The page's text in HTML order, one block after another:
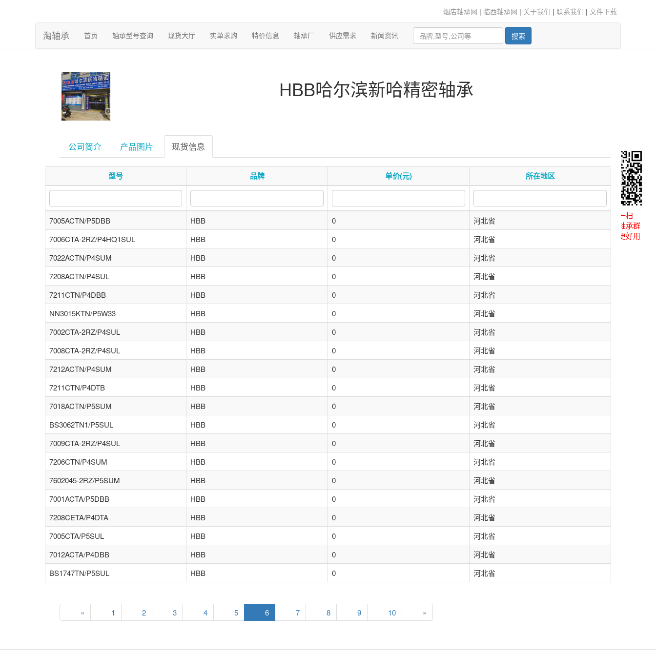
烟店轴承网 | 临西轴承网 | 关于我们 | 联系我们 | 文件下载
淘轴承 首页 (current)轴承型号查询 现货大厅 实单求购 特价信息 轴承厂 供应需求 新闻资讯 搜索
微信扫一扫
关注后进轴承群
点击菜单更好用
HBB哈尔滨新哈精密轴承
公司简介 产品图片 现货信息
型号 品牌 单价(元) 所在地区
7005ACTN/P5DBB HBB 0
河北省
7006CTA-2RZ/P4HQ1SUL
HBB 0
河北省
7022ACTN/P4SUM
HBB 0
河北省
7208ACTN/P4SUL
HBB 0
河北省
7211CTN/P4DBB
HBB 0
河北省
NN3015KTN/P5W33
HBB 0
河北省
7002CTA-2RZ/P4SUL
HBB 0
河北省
7008CTA-2RZ/P4SUL
HBB 0
河北省
7212ACTN/P4SUM
HBB 0
河北省
7211CTN/P4DTB
HBB 0
河北省
7018ACTN/P5SUM
HBB 0
河北省
BS3062TN1/P5SUL
HBB 0
河北省
7009CTA-2RZ/P4SUL
HBB 0
河北省
7206CTN/P4SUM
HBB 0
河北省
7602045-2RZ/P5SUM
HBB 0
河北省
7001ACTA/P5DBB
HBB 0
河北省
7208CETA/P4DTA
HBB 0
河北省
7005CTA/P5SUL
HBB 0
河北省
7012ACTA/P4DBB
HBB 0
河北省
BS1747TN/P5SUL
HBB 0 河北省
« 1 2 3 4 5 6 7 8 9 10 »